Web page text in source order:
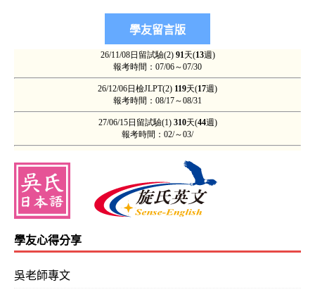
學友心得分享
吳老師專文